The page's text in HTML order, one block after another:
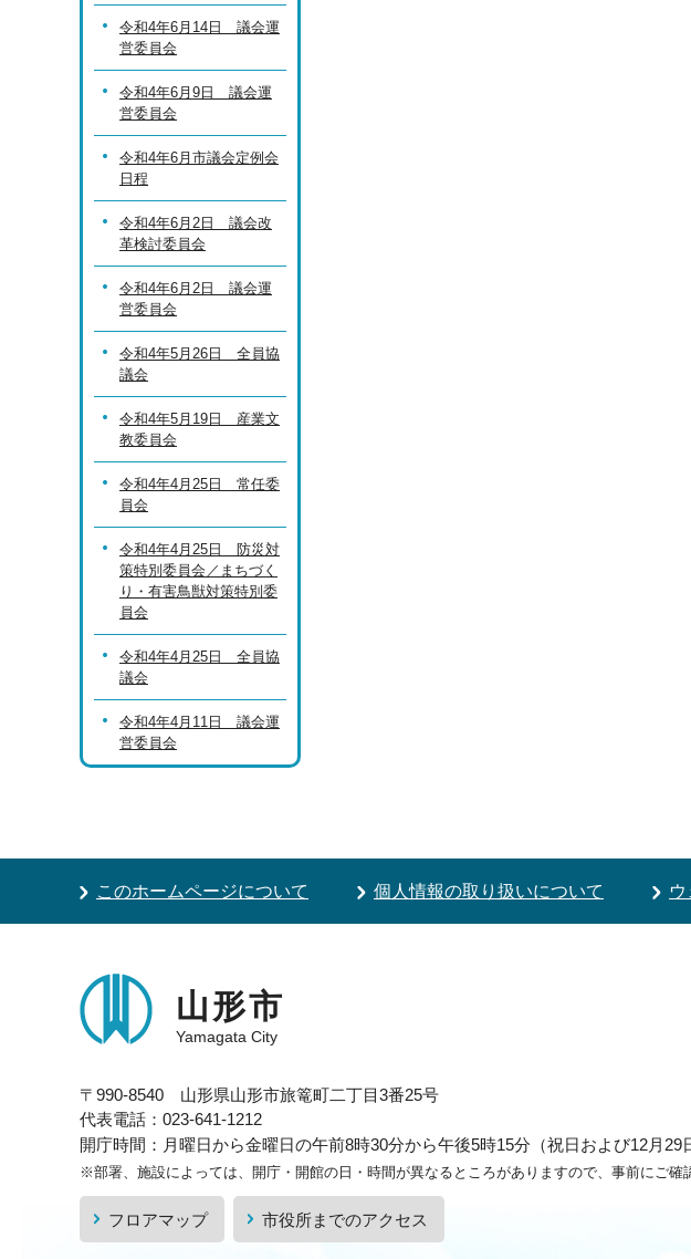
令和4年6月14日 議会運
営委員会
令和4年6月9日 議会運
営委員会
令和4年6月市議会定例会
日程
令和4年6月2日 議会改
革検討委員会
令和4年6月2日 議会運
営委員会
令和4年5月26日 全員協
議会
令和4年5月19日 産業文
教委員会
令和4年4月25日 常任委
員会
令和4年4月25日 防災対
策特別委員会／まちづく
り・有害鳥獣対策特別委
員会
令和4年4月25日 全員協
議会
令和4年4月11日 議会運
営委員会
このホームページについて 個人情報の取り扱いについて
山形市
Yamagata City
〒990-8540 山形県山形市旅篭町二丁目3番25号
代表電話：023-641-1212
開庁時間：月曜日から金曜日の午前8時30分から午後5時15分（祝日および12月29
※部署、施設によっては、開庁・開館の日・時間が異なるところがありますので、事前にご確
フロアマップ 市役所までのアクセス